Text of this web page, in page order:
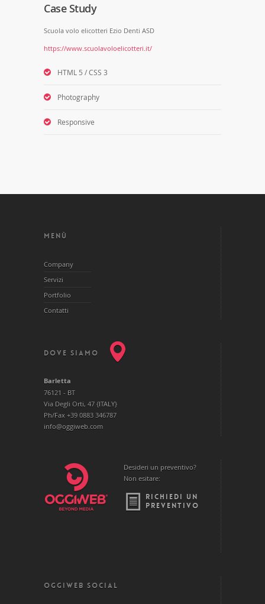
Case Study
Scuola volo elicotteri Ezio Denti ASD
https://www.scuolavoloelicotteri.it/
HTML 5 / CSS 3
Photography
Responsive
MENÙ
Company
Servizi
Portfolio
Contatti
DOVE SIAMO
Barletta
76121 - BT
Via Degli Orti, 47 {ITALY}
Ph/Fax +39 0883 346787
info@oggiweb.com
Desideri un preventivo?
Non esitare:
RICHIEDI UN
PREVENTIVO
OGGIWEB SOCIAL